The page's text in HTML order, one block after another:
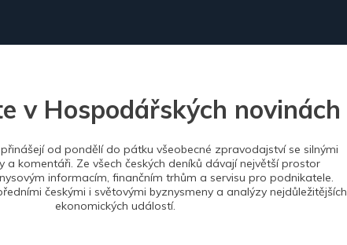
v Hospodářských novinách
od pondělí do pátku všeobecné zpravodajství se silnými
a komentáři. Ze všech českých deníků dávají největší prostor
informacím, finančním trhům a servisu pro podnikatele.
českými i světovými byznysmeny a analýzy nejdůležitějších
ekonomických událostí.